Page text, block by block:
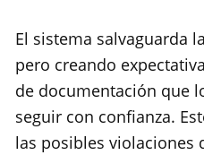
El sistema salvaguarda
pero creando
de documentación que
seguir con confianza.
las posibles violaciones